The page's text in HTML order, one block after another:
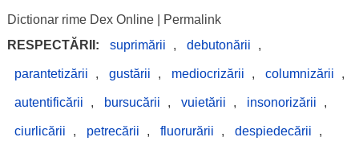
Dictionar rime Dex Online|
Permalink
RESPECTĂRII:
suprimării , debutonării ,
parantetizării , gustării , mediocrizării , columnizării ,
autentificării , bursucării , vuietării , insonorizării ,
ciurlicării , petrecării , fluorurării , despiedecării ,